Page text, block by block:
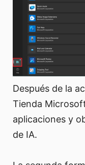
Después de la
Tienda
aplicaciones y
de IA.